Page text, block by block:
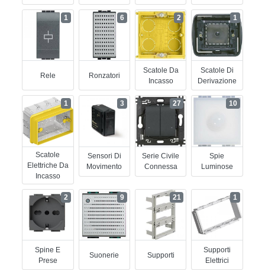
Rele
1
Ronzatori
6
Scatole Da
Incasso
2
Scatole Di
Derivazione
1
Scatole
Elettriche Da
Incasso
1
Sensori Di
Movimento
3
Serie Civile
Connessa
27
Spie
Luminose
10
Spine E
Prese
2
Suonerie
9
Supporti
21
Supporti
Elettrici
1